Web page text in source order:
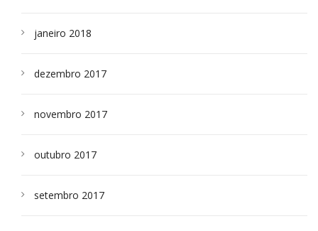
janeiro 2018
dezembro 2017
novembro 2017
outubro 2017
setembro 2017